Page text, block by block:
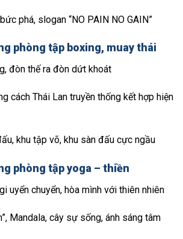
phá, slogan “NO PAIN NO GAIN”
phòng tập boxing, muay thái
đòn thế ra đòn dứt khoát
cách Thái Lan truyền thống kết hợp hiện
khu tập võ, khu sàn đấu cực ngầu
phòng tập yoga – thiền
uyển chuyển, hòa mình với thiên nhiên
Mandala, cây sự sống, ánh sáng tâm